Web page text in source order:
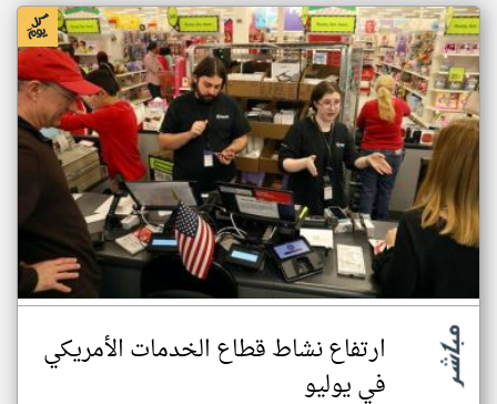
ارتفاع نشاط قطاع الخدمات الأمريكي
في يوليو